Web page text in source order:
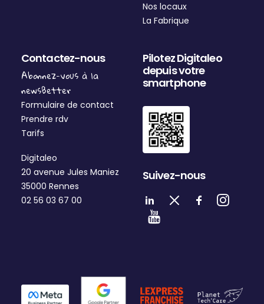
Nos locaux
La Fabrique
Contactez-nous
Abonnez-vous à la
newsBetter
Formulaire de contact
Prendre rdv
Tarifs
Digitaleo
20 avenue Jules Maniez
35000 Rennes
02 56 03 67 00
Pilotez Digitaleo
depuis votre
smartphone
Suivez-nous